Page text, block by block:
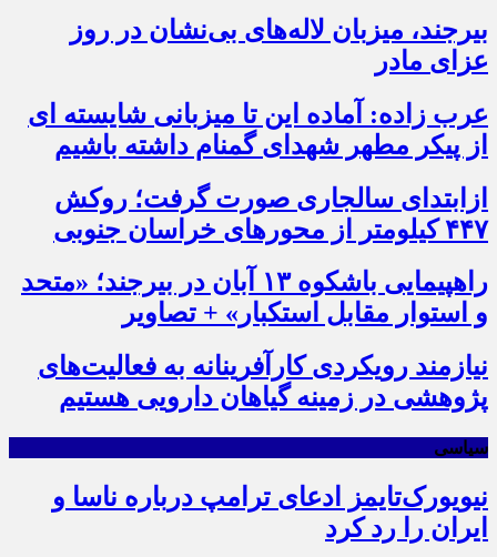
بیرجند، میزبان لاله‌های بی‌نشان در روز
عزای مادر
عرب زاده: آماده این تا میزبانی شایسته ای
از پیکر مطهر شهدای گمنام داشته باشیم
ازابتدای سالجاری صورت گرفت؛ روکش
۴۴۷ کیلومتر از محورهای خراسان جنوبی
راهپیمایی باشکوه ۱۳ آبان در بیرجند؛ «متحد
و استوار مقابل استکبار» + تصاویر
نیازمند رویکردی کارآفرینانه به فعالیت‌های
پژوهشی در زمینه گیاهان دارویی هستیم
سیاسی
نیویورک‌تایمز ادعای ترامپ درباره ناسا و
ایران را رد کرد